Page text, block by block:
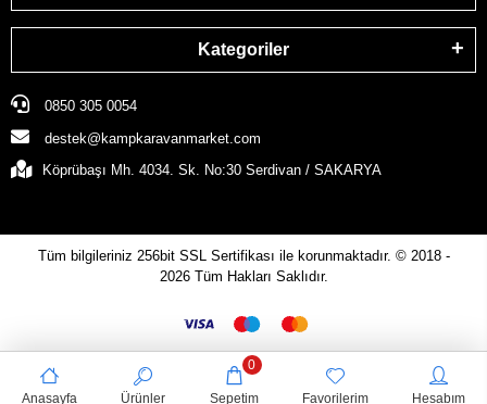
Kategoriler
0850 305 0054
destek@kampkaravanmarket.com
Köprübaşı Mh. 4034. Sk. No:30 Serdivan / SAKARYA
Tüm bilgileriniz 256bit SSL Sertifikası ile korunmaktadır. © 2018 -
2026 Tüm Hakları Saklıdır.
Anasayfa Ürünler Sepetim
0
Favorilerim Hesabım